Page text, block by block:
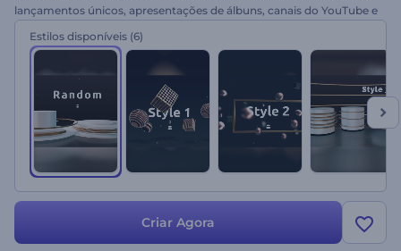
lançamentos únicos, apresentações de álbuns, canais do YouTube e
Estilos disponíveis (6)
Criar Agora